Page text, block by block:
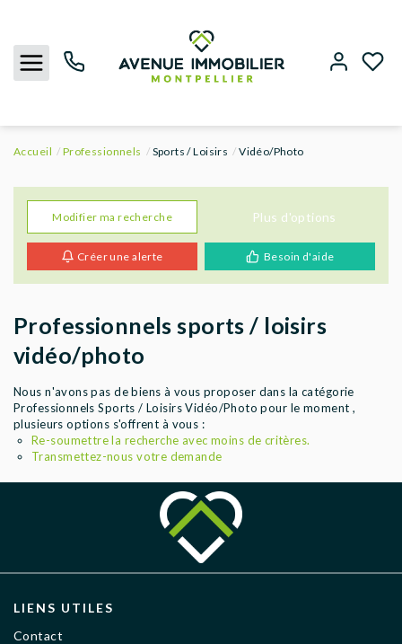
ACHETER
LOUER
BIENS VENDUS
ESTIMER
AGENCES
Accueil Professionnels Sports / Loisirs Vidéo/Photo
Modifier ma recherche Plus d'options
Créer une alerte Besoin d'aide
Professionnels sports / loisirs
vidéo/photo
Nous n'avons pas de biens à vous proposer dans la catégorie
Professionnels Sports / Loisirs Vidéo/Photo pour le moment ,
plusieurs options s'offrent à vous :
Re-soumettre la recherche avec moins de critères.
Transmettez-nous votre demande
LIENS UTILES
Contact